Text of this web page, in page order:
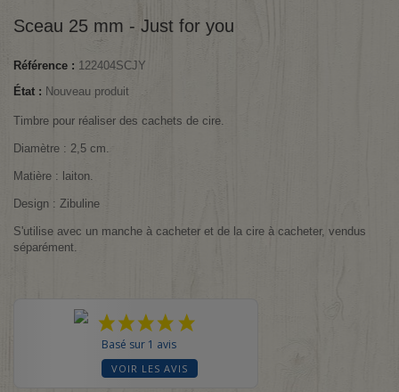
Sceau 25 mm - Just for you
Référence : 122404SCJY
État : Nouveau produit
Timbre pour réaliser des cachets de cire.
Diamètre : 2,5 cm.
Matière : laiton.
Design : Zibuline
S'utilise avec un manche à cacheter et de la cire à cacheter, vendus
séparément.
Basé sur 1 avis
VOIR LES AVIS